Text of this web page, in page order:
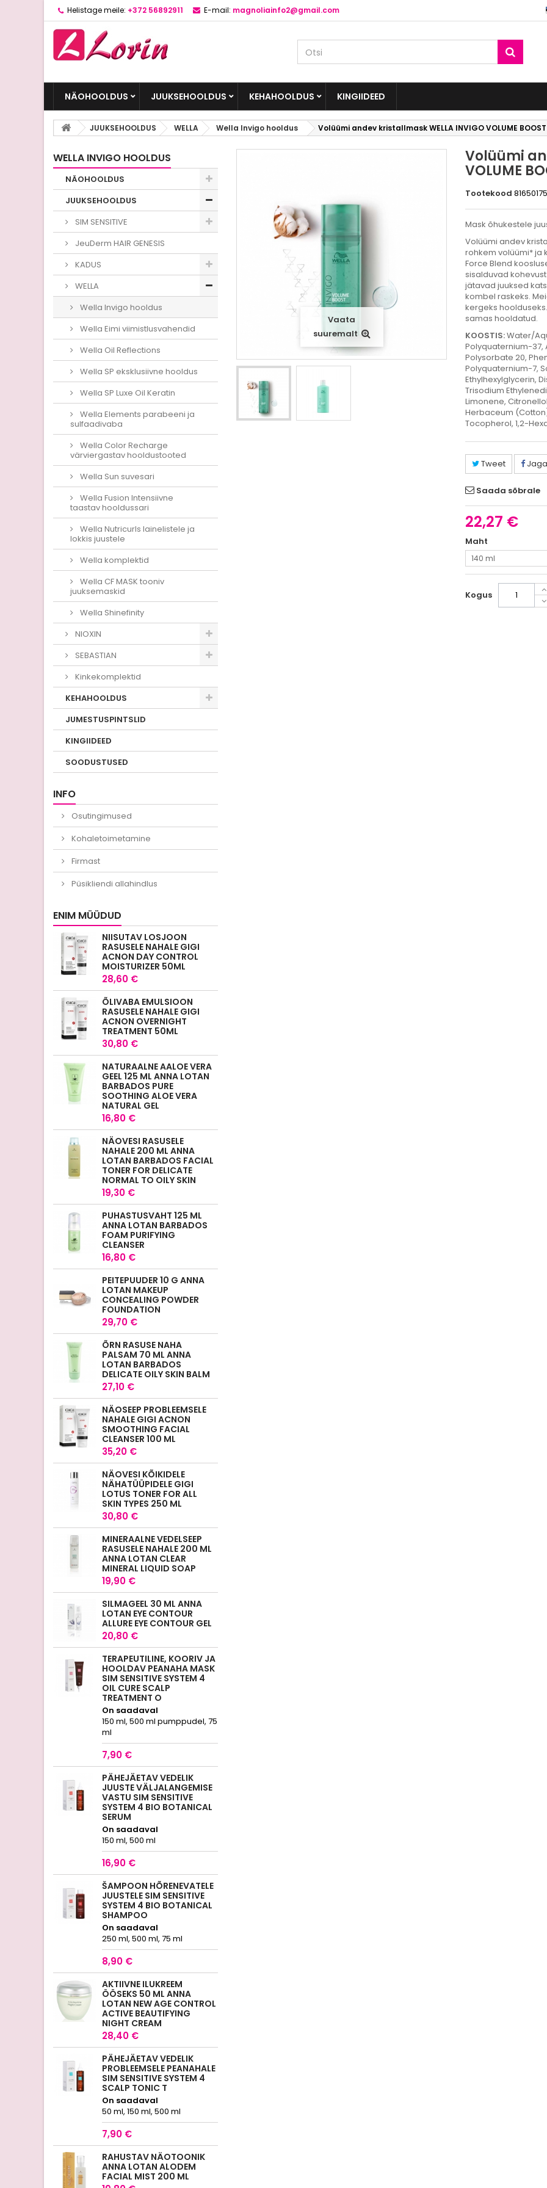
Helistage meile: +372 56892911 E-mail: magnoliainfo2@gmail.com
NÄOHOOLDUS JUUKSEHOOLDUS KEHAHOOLDUS KINGIIDEED
JUUKSEHOOLDUS WELLA Wella Invigo hooldus Volüümi andev kristallmask WELLA INVIGO VOLUME BOOST
WELLA INVIGO HOOLDUS
NÄOHOOLDUS
JUUKSEHOOLDUS
SIM SENSITIVE
JeuDerm HAIR GENESIS
KADUS
WELLA
Wella Invigo hooldus
Wella Eimi viimistlusvahendid
Wella Oil Reflections
Wella SP eksklusiivne hooldus
Wella SP Luxe Oil Keratin
Wella Elements parabeeni ja
sulfaadivaba
Wella Color Recharge
värviergastav hooldustooted
Wella Sun suvesari
Wella Fusion Intensiivne
taastav hooldussari
Wella Nutricurls lainelistele ja
lokkis juustele
Wella komplektid
Wella CF MASK tooniv
juuksemaskid
Wella Shinefinity
NIOXIN
SEBASTIAN
Kinkekomplektid
KEHAHOOLDUS
JUMESTUSPINTSLID
KINGIIDEED
SOODUSTUSED
INFO
Osutingimused
Kohaletoimetamine
Firmast
Püsikliendi allahindlus
ENIM MÜÜDUD
NIISUTAV LOSJOON
RASUSELE NAHALE GIGI
ACNON DAY CONTROL
MOISTURIZER 50ML
28,60 €
ÕLIVABA EMULSIOON
RASUSELE NAHALE GIGI
ACNON OVERNIGHT
TREATMENT 50ML
30,80 €
NATURAALNE AALOE VERA
GEEL 125 ML ANNA LOTAN
BARBADOS PURE
SOOTHING ALOE VERA
NATURAL GEL
16,80 €
NÄOVESI RASUSELE
NAHALE 200 ML ANNA
LOTAN BARBADOS FACIAL
TONER FOR DELICATE
NORMAL TO OILY SKIN
19,30 €
PUHASTUSVAHT 125 ML
ANNA LOTAN BARBADOS
FOAM PURIFYING
CLEANSER
16,80 €
PEITEPUUDER 10 G ANNA
LOTAN MAKEUP
CONCEALING POWDER
FOUNDATION
29,70 €
ÕRN RASUSE NAHA
PALSAM 70 ML ANNA
LOTAN BARBADOS
DELICATE OILY SKIN BALM
27,10 €
NÄOSEEP PROBLEEMSELE
NAHALE GIGI ACNON
SMOOTHING FACIAL
CLEANSER 100 ML
35,20 €
NÄOVESI KÕIKIDELE
NÄHATÜÜPIDELE GIGI
LOTUS TONER FOR ALL
SKIN TYPES 250 ML
30,80 €
MINERAALNE VEDELSEEP
RASUSELE NAHALE 200 ML
ANNA LOTAN CLEAR
MINERAL LIQUID SOAP
19,90 €
SILMAGEEL 30 ML ANNA
LOTAN EYE CONTOUR
ALLURE EYE CONTOUR GEL
20,80 €
TERAPEUTILINE, KOORIV JA
HOOLDAV PEANAHA MASK
SIM SENSITIVE SYSTEM 4
OIL CURE SCALP
TREATMENT O
On saadaval
150 ml, 500 ml pumppudel, 75
ml
7,90 €
PÄHEJÄETAV VEDELIK
JUUSTE VÄLJALANGEMISE
VASTU SIM SENSITIVE
SYSTEM 4 BIO BOTANICAL
SERUM
On saadaval
150 ml, 500 ml
16,90 €
ŠAMPOON HÕRENEVATELE
JUUSTELE SIM SENSITIVE
SYSTEM 4 BIO BOTANICAL
SHAMPOO
On saadaval
250 ml, 500 ml, 75 ml
8,90 €
AKTIIVNE ILUKREEM
ÖÖSEKS 50 ML ANNA
LOTAN NEW AGE CONTROL
ACTIVE BEAUTIFYING
NIGHT CREAM
28,40 €
PÄHEJÄETAV VEDELIK
PROBLEEMSELE PEANAHALE
SIM SENSITIVE SYSTEM 4
SCALP TONIC T
On saadaval
50 ml, 150 ml, 500 ml
7,90 €
RAHUSTAV NÄOTOONIK
ANNA LOTAN ALODEM
FACIAL MIST 200 ML
Vaata
suuremalt
Volüümi
VOLUME
Tootekood 81650175
Mask õhukestele
Volüümi andev
rohkem volüümi* ja
Force Blend
sisalduvad
jätavad juuksed
kombel raskeks.
kergeks
samas hooldatud.
KOOSTIS:Water/
Polyquaternium-37,
Polysorbate 20,
Polyquaternium-7,
Ethylhexylglycerin,
Trisodium
Limonene,
Herbaceum
Tocopherol, 1,2-
Tweet Jaga
Saada sõbrale
22,27 €
Maht
140 ml
Kogus